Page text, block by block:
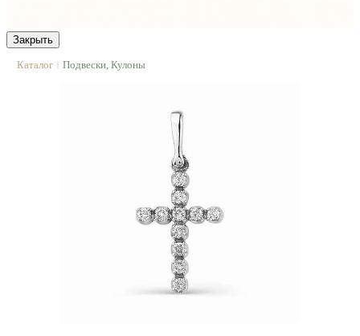
Закрыть
Каталог | Подвески, Кулоны